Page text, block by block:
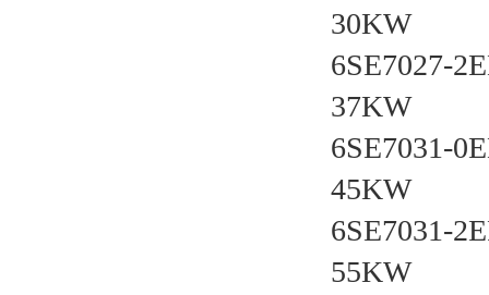
30KW
6SE7027-
37KW
6SE7031-
45KW
6SE7031-
55KW